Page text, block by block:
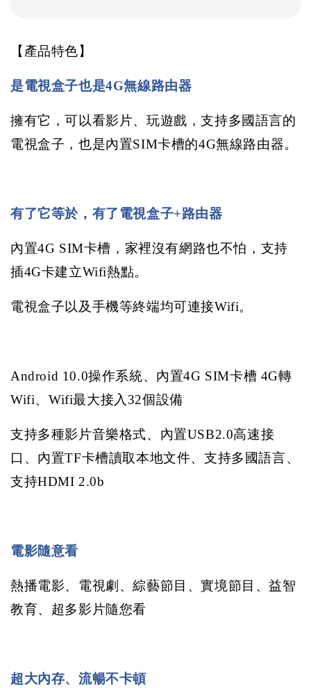
【產品特色】
是電視盒子也是4G無線路由器
擁有它，可以看影片、玩遊戲，支持多國語言的
電視盒子，也是內置SIM卡槽的4G無線路由器。
有了它等於，有了電視盒子+路由器
內置4G SIM卡槽，家裡沒有網路也不怕，支持
插4G卡建立Wifi熱點。
電視盒子以及手機等終端均可連接Wifi。
Android 10.0操作系統、內置4G SIM卡槽 4G轉
Wifi、Wifi最大接入 32個設備
支持多種影片音樂格式、內置USB2.0高速接
口、內置TF卡槽讀取本地文件、支持多國語言、
支持HDMI 2.0b
電影隨意看
熱播電影、電視劇、綜藝節目、實境節目、益智
教育、超多影片隨您看
超大內存、流暢不卡頓